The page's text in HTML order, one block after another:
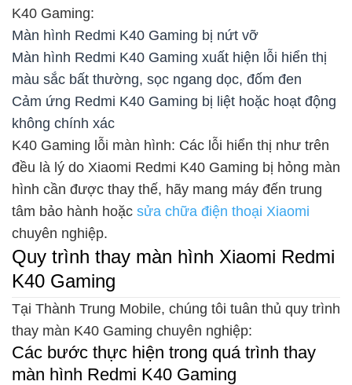
K40 Gaming:
Màn hình Redmi K40 Gaming bị nứt vỡ
Màn hình Redmi K40 Gaming xuất hiện lỗi hiển thị
màu sắc bất thường, sọc ngang dọc, đốm đen
Cảm ứng Redmi K40 Gaming bị liệt hoặc hoạt động
không chính xác
K40 Gaming lỗi màn hình: Các lỗi hiển thị như trên
đều là lý do Xiaomi Redmi K40 Gaming bị hỏng màn
hình cần được thay thế, hãy mang máy đến trung
tâm bảo hành hoặc sửa chữa điện thoại Xiaomi
chuyên nghiệp.
Quy trình thay màn hình Xiaomi Redmi
K40 Gaming
Tại Thành Trung Mobile, chúng tôi tuân thủ quy trình
thay màn K40 Gaming chuyên nghiệp:
Các bước thực hiện trong quá trình thay
màn hình Redmi K40 Gaming